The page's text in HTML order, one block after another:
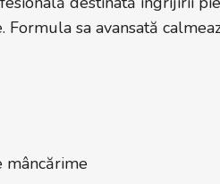
sa avansată
mâncărime